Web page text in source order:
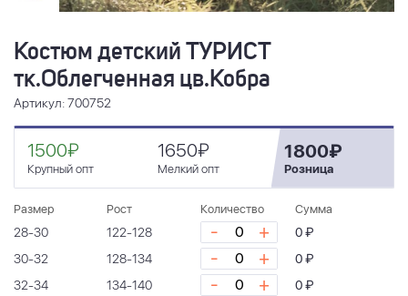
Костюм детский ТУРИСТ
тк.Облегченная цв.Кобра
Артикул: 700752
1500₽
Крупный опт
1650₽
Мелкий опт
1800₽
Розница
Размер Рост Количество Сумма
28-30 122-128 - +
0 ₽
30-32
128-134 - +
0 ₽
32-34
134-140 - +
0 ₽